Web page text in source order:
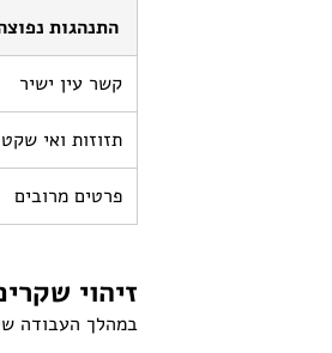
התנהגות
קשר עין ישיר
תזוזות ואי שקט
פרטים מרובים
זיהוי שקרים תוך 60 שניות: שלושת
במהלך העבודה